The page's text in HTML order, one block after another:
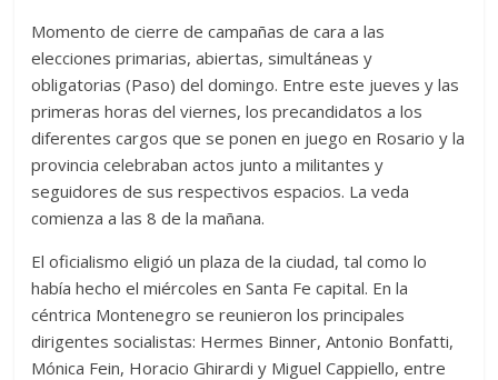
Momento de cierre de campañas de cara a las
elecciones primarias, abiertas, simultáneas y
obligatorias (Paso) del domingo. Entre este jueves y las
primeras horas del viernes, los precandidatos a los
diferentes cargos que se ponen en juego en Rosario y la
provincia celebraban actos junto a militantes y
seguidores de sus respectivos espacios. La veda
comienza a las 8 de la mañana.
El oficialismo eligió un plaza de la ciudad, tal como lo
había hecho el miércoles en Santa Fe capital. En la
céntrica Montenegro se reunieron los principales
dirigentes socialistas: Hermes Binner, Antonio Bonfatti,
Mónica Fein, Horacio Ghirardi y Miguel Cappiello, entre